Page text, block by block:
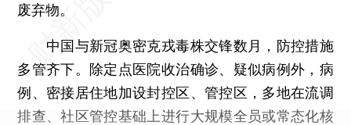
废弃物。
中国与新冠奥密克戎毒株交锋数月，防控措施
多管齐下。除定点医院收治确诊、疑似病例外，病
例、密接居住地加设封控区、管控区，多地在流调
排查、社区管控基础上进行大规模全员或常态化核